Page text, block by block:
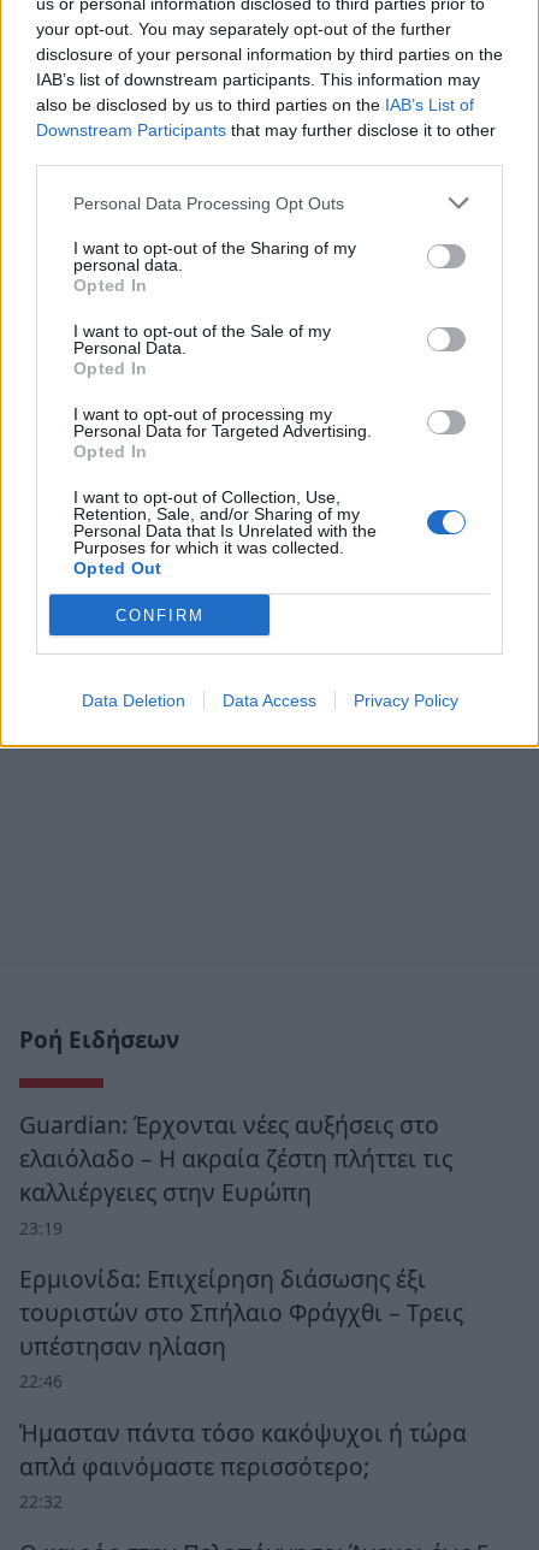
your opt-out. You may separately opt-out of the further
disclosure of your personal information by third parties on the
IAB’s list of downstream participants. This information may
also be disclosed by us to third parties on the IAB’s List of
Downstream Participants that may further disclose it to other
Personal Data Processing Opt Outs
I want to opt-out of the Sharing of my
personal data.
Opted In
I want to opt-out of the Sale of my
Personal Data.
Opted In
I want to opt-out of processing my
Personal Data for Targeted Advertising.
Opted In
I want to opt-out of Collection, Use,
Retention, Sale, and/or Sharing of my
Personal Data that Is Unrelated with the
Purposes for which it was collected.
Opted Out
CONFIRM
Data Deletion Data Access Privacy Policy
Μαρκάκου Στέλλαμε χρόνο 4.04'
Σταυρόπουλος Αργύρηςμε χρόνο 4.05'
Δημητρακάκης Μιχάληςμε χρόνο 4.19'
Ροή Ειδήσεων
Guardian: Έρχονται νέες αυξήσεις στο
ελαιόλαδο – Η ακραία ζέστη πλήττει τις
καλλιέργειες στην Ευρώπη
23:19
Ερμιονίδα: Επιχείρηση διάσωσης έξι
τουριστών στο Σπήλαιο Φράγχθι – Τρεις
υπέστησαν ηλίαση
22:46
Ήμασταν πάντα τόσο κακόψυχοι ή τώρα
απλά φαινόμαστε περισσότερο;
22:32